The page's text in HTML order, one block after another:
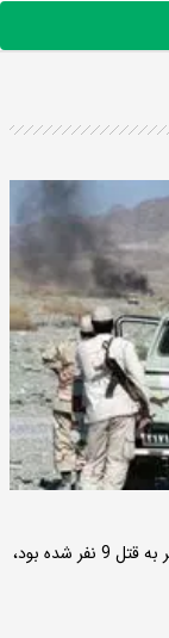
درگیری دو گروه قاچاقچی بر سر معامله سوخت که منجر به قتل 9 نفر شده بود،